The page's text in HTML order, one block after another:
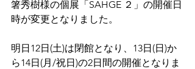
箸秀樹様の個展「SAHGE ２」の開催日
時が変更となりました。
明日12日(土)は閉館となり、13日(日)か
ら14日(月/祝日)の2日間の開催となりま